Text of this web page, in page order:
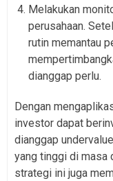
Melakukan
perusahaan.
rutin memantau
dianggap perlu.
Dengan
investor dapat
dianggap
yang tinggi di masa
strategi ini juga